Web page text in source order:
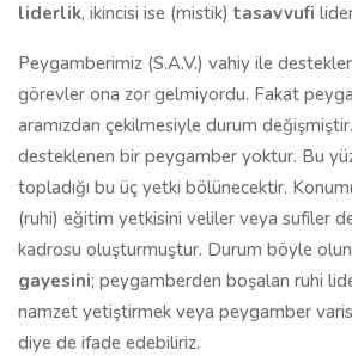
liderlik, ikincisi ise (mistik) tasavvufi
Peygamberimiz (S.A.V.) vahiy ile
görevler ona zor gelmiyordu. Fakat
aramızdan çekilmesiyle durum
desteklenen bir peygamber yoktur. Bu
topladığı bu üç yetki bölünecektir.
(ruhi) eğitim yetkisini veliler veya sufiler
kadrosu oluşturmuştur. Durum böyle
gayesini; peygamberden boşalan ruhi
namzet yetiştirmek veya peygamber
diye de ifade edebiliriz.